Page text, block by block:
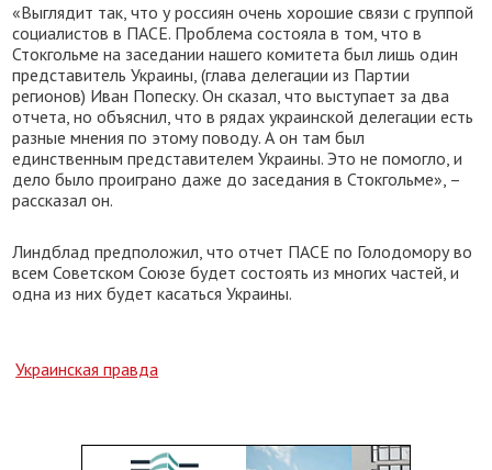
«Выглядит так, что у россиян очень хорошие связи с группой
социалистов в ПАСЕ. Проблема состояла в том, что в
Стокгольме на заседании нашего комитета был лишь один
представитель Украины, (глава делегации из Партии
регионов) Иван Попеску. Он сказал, что выступает за два
отчета, но объяснил, что в рядах украинской делегации есть
разные мнения по этому поводу. А он там был
единственным представителем Украины. Это не помогло, и
дело было проиграно даже до заседания в Стокгольме», –
рассказал он.
Линдблад предположил, что отчет ПАСЕ по Голодомору во
всем Советском Союзе будет состоять из многих частей, и
одна из них будет касаться Украины.
Украинская правда